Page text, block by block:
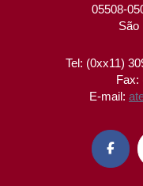
05508-
São
Tel: (0xx11)
Fax:
E-mail:
